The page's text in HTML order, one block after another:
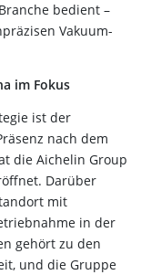
bedient –
Vakuum-
im Fokus
ist der
nach dem
die Aichelin Group
Darüber
mit
in der
gehört zu den
und die Gruppe